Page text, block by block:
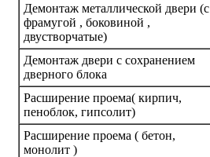
Демонтаж металлической двери (с
фрамугой , боковиной ,
двустворчатые)
Демонтаж двери с сохранением
дверного блока
Расширение проема( кирпич,
пеноблок, гипсолит)
Расширение проема ( бетон,
монолит )